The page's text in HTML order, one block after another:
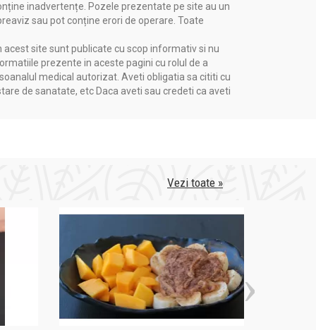
inadvertențe. Pozele prezentate pe site au un
sau pot conține erori de operare. Toate
site sunt publicate cu scop informativ si nu
prezente in aceste pagini cu rolul de a
medical autorizat. Aveti obligatia sa cititi cu
de sanatate, etc Daca aveti sau credeti ca aveti
Vezi toate »